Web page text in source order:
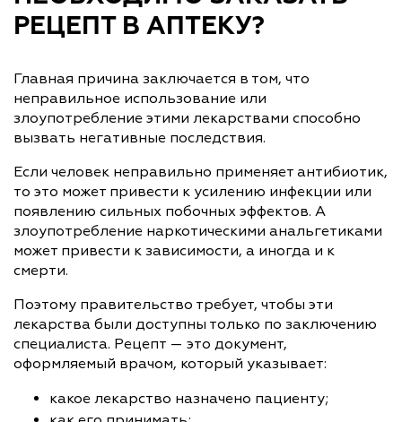
РЕЦЕПТ В АПТЕКУ?
Главная причина заключается в том, что
неправильное использование или
злоупотребление этими лекарствами способно
вызвать негативные последствия.
Если человек неправильно применяет антибиотик,
то это может привести к усилению инфекции или
появлению сильных побочных эффектов. А
злоупотребление наркотическими анальгетиками
может привести к зависимости, а иногда и к
смерти.
Поэтому правительство требует, чтобы эти
лекарства были доступны только по заключению
специалиста. Рецепт — это документ,
оформляемый врачом, который указывает:
какое лекарство назначено пациенту;